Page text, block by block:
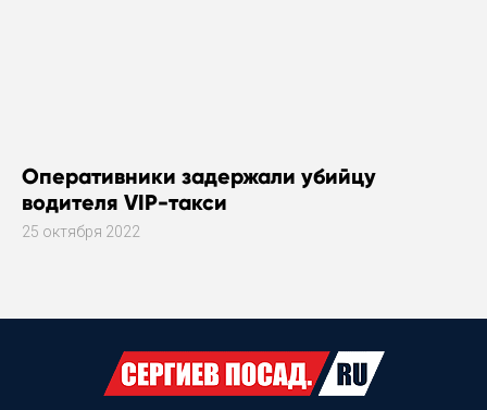
Оперативники задержали убийцу
водителя VIP-такси
25 октября 2022